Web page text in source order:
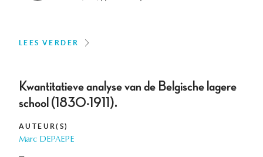
LEES VERDER
Kwantitatieve analyse van de Belgische lagere
school (1830-1911).
AUTEUR(S)
Marc DEPAEPE